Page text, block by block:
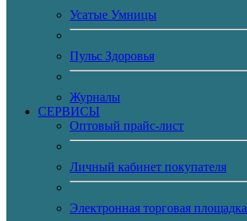
Усатые Умницы
Пульс Здоровья
Журналы
CЕРВИСЫ
Оптовый прайс-лист
Личный кабинет покупателя
Электронная торговая площадка